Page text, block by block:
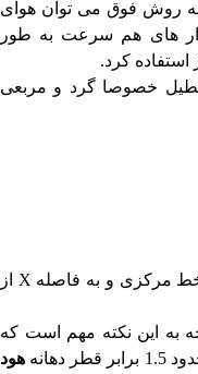
روش فوق می توان هوای
های هم سرعت به طور
استفاده کرد.
خصوصا گرد و مربعی
مرکزی و به فاصله X از
به این نکته مهم است که
هود